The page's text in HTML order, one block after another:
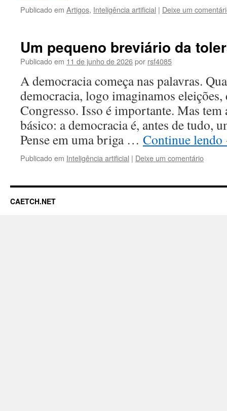
Publicado em Artigos, Inteligência artificial | Deixe um
Um pequeno breviário da
Publicado em 11 de junho de 2026por rsf4085
A democracia começa nas palavras.
democracia, logo imaginamos eleições,
Congresso. Isso é importante. Mas tem
básico: a democracia é, antes de tudo,
Pense em uma briga … Continue lendo
Publicado em Inteligência artificial | Deixe um comentário
CAETCH.NET